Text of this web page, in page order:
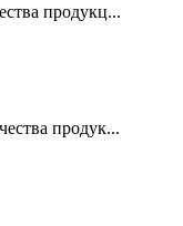
продукц...
продук...